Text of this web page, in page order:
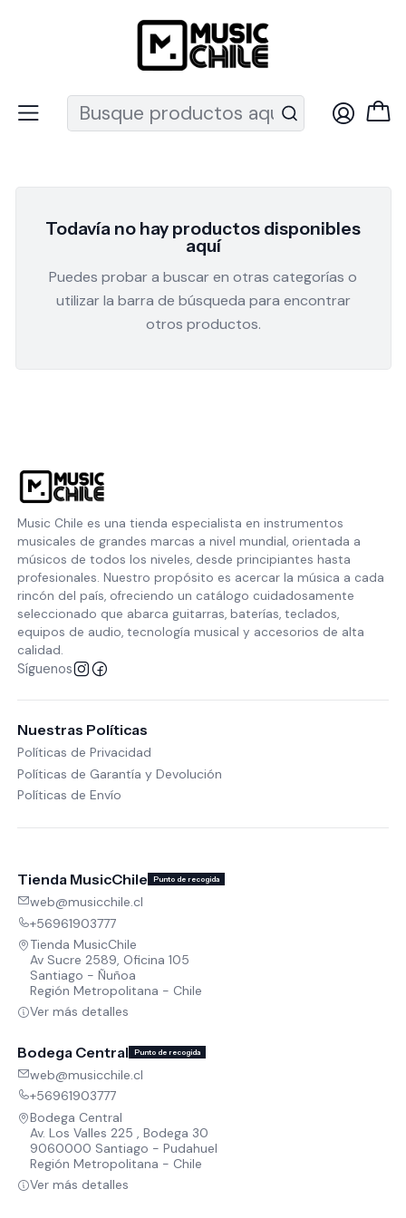
Recuerda que ahora nos puedes encontrar en el MUT
Inicio OFERTAS DE UKELELES
OFERTAS DE UKELELES
Todavía no hay productos disponibles
aquí
Puedes probar a buscar en otras categorías o
utilizar la barra de búsqueda para encontrar
otros productos.
Music Chile es una tienda especialista en instrumentos
musicales de grandes marcas a nivel mundial, orientada a
músicos de todos los niveles, desde principiantes hasta
profesionales. Nuestro propósito es acercar la música a cada
rincón del país, ofreciendo un catálogo cuidadosamente
seleccionado que abarca guitarras, baterías, teclados,
equipos de audio, tecnología musical y accesorios de alta
calidad.
Síguenos
Nuestras Políticas
Políticas de Privacidad
Políticas de Garantía y Devolución
Políticas de Envío
Tienda MusicChile Punto de recogida
web@musicchile.cl
+56961903777
Tienda MusicChile
Av Sucre 2589, Oficina 105
Santiago - Ñuñoa
Región Metropolitana - Chile
Ver más detalles
Bodega Central Punto de recogida
web@musicchile.cl
+56961903777
Bodega Central
Av. Los Valles 225 , Bodega 30
9060000 Santiago - Pudahuel
Región Metropolitana - Chile
Ver más detalles